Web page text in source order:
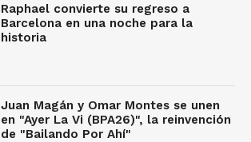
Raphael convierte su regreso a
Barcelona en una noche para la
historia
Juan Magán y Omar Montes se unen
en "Ayer La Vi (BPA26)", la reinvención
de "Bailando Por Ahí"